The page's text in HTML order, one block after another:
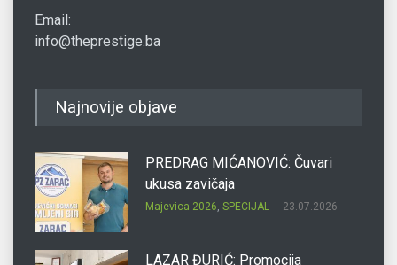
Email:
info@theprestige.ba
Najnovije objave
PREDRAG MIĆANOVIĆ: Čuvari
ukusa zavičaja
Majevica 2026, SPECIJAL 23.07.2026.
LAZAR ĐURIĆ: Promocija